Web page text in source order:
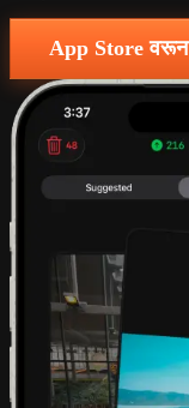
App Store वरून